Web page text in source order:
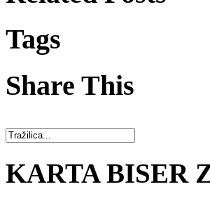
Tags
Share This
KARTA BISER